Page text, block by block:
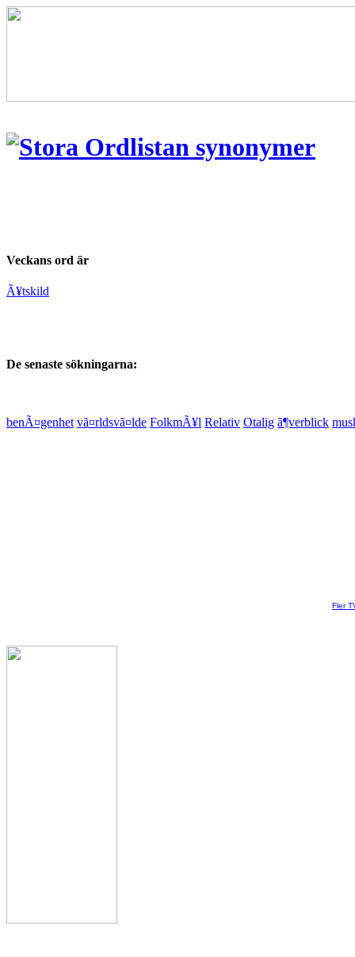
Veckans ord är
Ã¥tskild
De senaste sökningarna:
benÃ¤genhet vã¤rldsvã¤lde FolkmÃ¥l Relativ Otalig ã¶verblick
Fler